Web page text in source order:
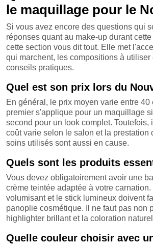
le maquillage pour le
Si vous avez encore des questions qui
réponses quant au make-up durant
cette section vous dit tout. Elle met
qui marchent, les compositions à
conseils pratiques.
Quel est son prix lors du
En général, le prix moyen varie entre 40
premier s'applique pour un maquillage
second pour un look complet. Toutefois,
coût varie selon le salon et la prestation
soins utilisés sont aussi en cause.
Quels sont les produits
Vous devez obligatoirement avoir une
crème teintée adaptée à votre carnation.
volumisant et le stick lumineux doivent
panoplie cosmétique. Il ne faut pas non
highlighter brillant et la coloration
Quelle couleur choisir avec